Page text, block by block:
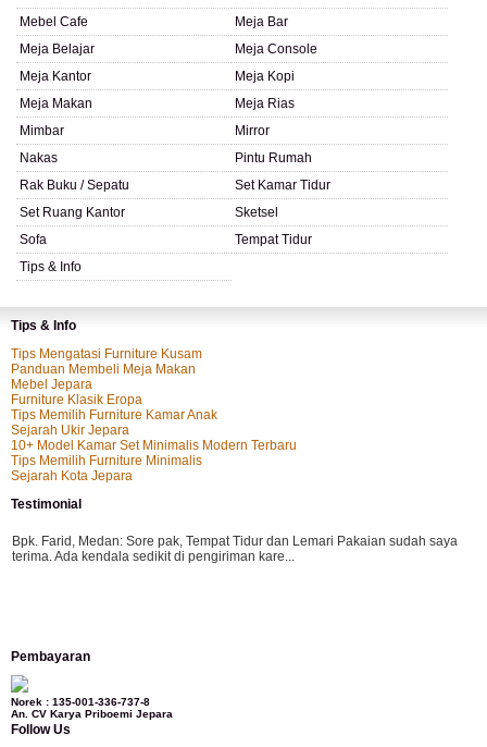
Mebel Cafe
Meja Bar
Meja Belajar
Meja Console
Meja Kantor
Meja Kopi
Meja Makan
Meja Rias
Mimbar
Mirror
Nakas
Pintu Rumah
Rak Buku / Sepatu
Set Kamar Tidur
Set Ruang Kantor
Sketsel
Sofa
Tempat Tidur
Tips & Info
Tips & Info
Tips Mengatasi Furniture Kusam
Panduan Membeli Meja Makan
Mebel Jepara
Furniture Klasik Eropa
Tips Memilih Furniture Kamar Anak
Sejarah Ukir Jepara
10+ Model Kamar Set Minimalis Modern Terbaru
Tips Memilih Furniture Minimalis
Sejarah Kota Jepara
Testimonial
Bpk. Farid, Medan: Sore pak, Tempat Tidur dan Lemari Pakaian sudah saya
terima. Ada kendala sedikit di pengiriman kare...
kursi teras saya sudah saya terima dan p...
Pembayaran
Norek : 135-001-336-737-8
An. CV Karya Priboemi Jepara
Follow Us